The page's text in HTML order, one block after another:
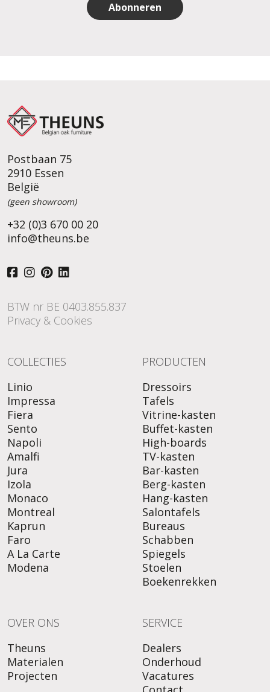
Abonneren
Postbaan 75
2910 Essen
België
(geen showroom)
+32 (0)3 670 00 20
info@theuns.be
BTW nr BE 0403.855.837
Privacy & Cookies
COLLECTIES
Linio
Impressa
Fiera
Sento
Napoli
Amalfi
Jura
Izola
Monaco
Montreal
Kaprun
Faro
A La Carte
Modena
PRODUCTEN
Dressoirs
Tafels
Vitrine-kasten
Buffet-kasten
High-boards
TV-kasten
Bar-kasten
Berg-kasten
Hang-kasten
Salontafels
Bureaus
Schabben
Spiegels
Stoelen
Boekenrekken
OVER ONS
Theuns
Materialen
Projecten
SERVICE
Dealers
Onderhoud
Vacatures